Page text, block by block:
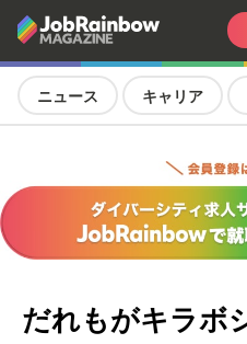
ニュース キャリア
だれもがキラボ